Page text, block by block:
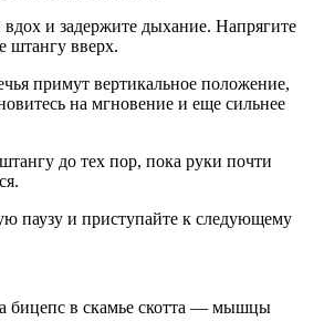
и задержите дыхание. Напрягите
штангу вверх.
примут вертикальное положение,
на мгновение и еще сильнее
до тех пор, пока руки почти
паузу и приступайте к следующему
бицепс в скамье скотта — мышцы